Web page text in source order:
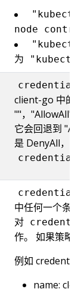
"kubectl
node
"kubectl
为 "kubectl
client-go 中的
""，"AllowAll"
它会回退到
是 DenyAll，不
中任何一个条
对
作。 如果策略
例如
name: